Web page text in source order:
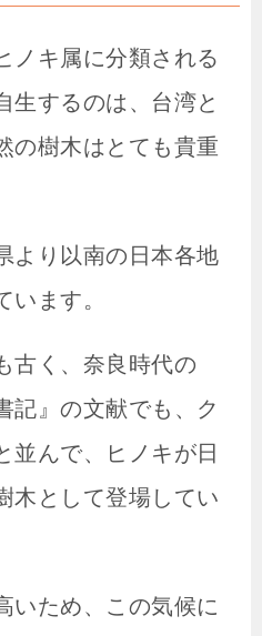
ノキ属に分類される
生するのは、台湾と
の樹木はとても貴重
より以南の日本各地
います。
古く、奈良時代の
記』の文献でも、ク
並んで、ヒノキが日
木として登場してい
いため、この気候に